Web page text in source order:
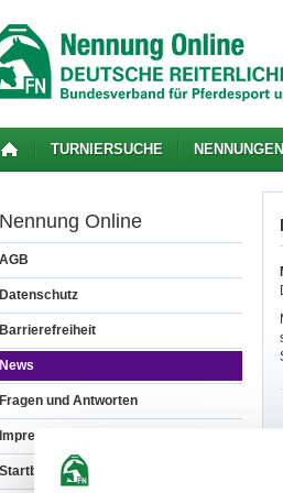
TURNIERSUCHE NENNUNGEN
Nennung Online
AGB
Datenschutz
Barrierefreiheit
News
Fragen und Antworten
Impressum
Startbereitschaft.online